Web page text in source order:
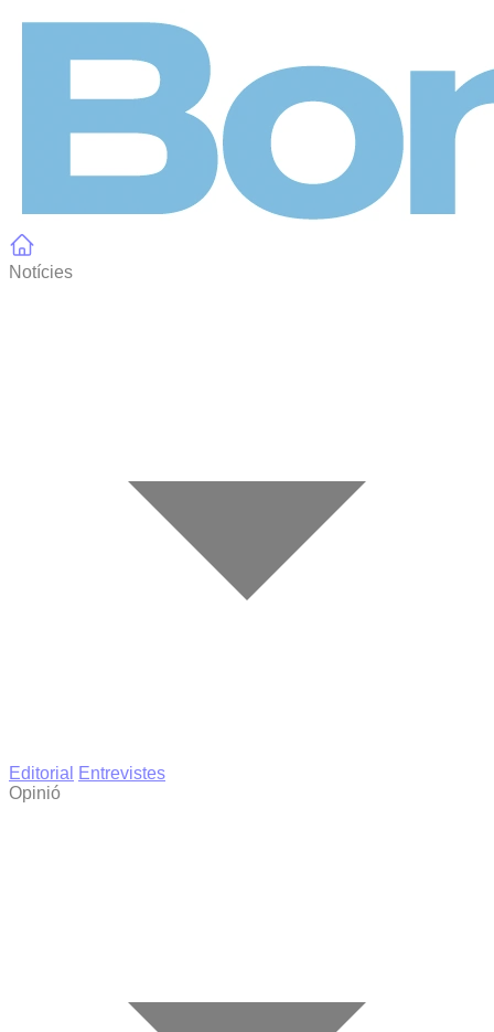
Notícies
Editorial
Entrevistes
Opinió